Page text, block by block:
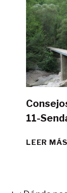
11-
LEER MÁS